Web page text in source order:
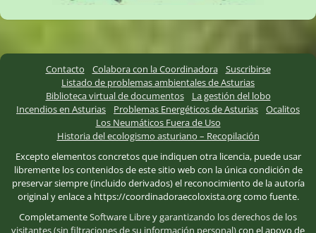
Contacto Colabora con la Coordinadora
Suscribirse
Listado de problemas ambientales de Asturias
Biblioteca virtual de documentos
La gestión del lobo
Incendios en Asturias
Problemas Energéticos de Asturias
Ocalitos
Los Neumáticos Fuera de Uso
Historia del ecologismo asturiano – Recopilación
Excepto elementos concretos que indiquen otra licencia, puede usar
libremente los contenidos de este sitio web con la única condición de
preservar siempre (incluido derivados) el reconocimiento de la autoría
original y enlace a https://coordinadoraecoloxista.org como fuente.
CompletamenteSoftware Libreygarantizando los derechos de los
visitantes (sin filtraciones de su información personal)con el apoyo de